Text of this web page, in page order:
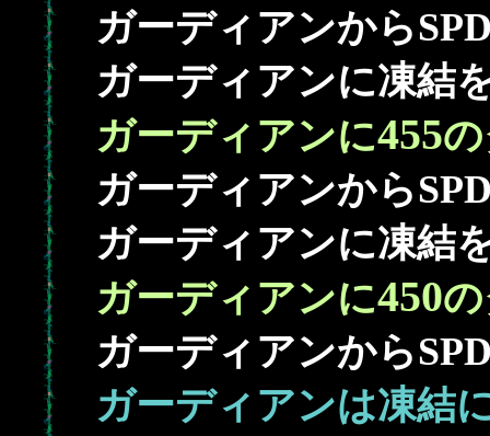
ガーディアンから
ガーディアンに凍結
ガーディアンに455
ガーディアンから
ガーディアンに凍結
ガーディアンに450
ガーディアンから
ガーディアンは凍結